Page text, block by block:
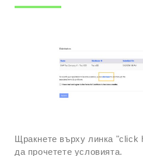
Щракнете върху линка "click
да прочетете условията.